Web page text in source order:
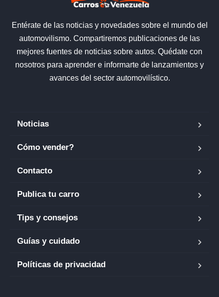
Entérate de las noticias y novedades sobre el mundo del
automovilismo. Compartiremos publicaciones de las
mejores fuentes de noticias sobre autos. Quédate con
nosotros para aprender e informarte de lanzamientos y
avances del sector automovilístico.
Noticias
Cómo vender?
Contacto
Publica tu carro
Tips y consejos
Guías y cuidado
Políticas de privacidad